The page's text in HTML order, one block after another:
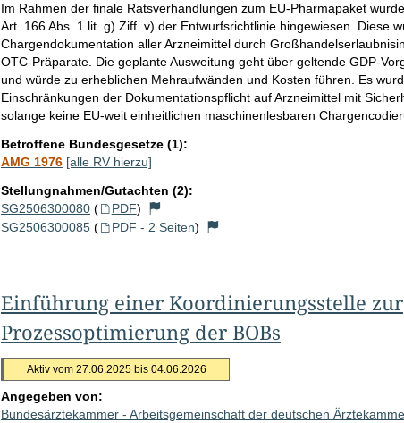
Im Rahmen der finale Ratsverhandlungen zum EU-Pharmapaket
Art. 166 Abs. 1 lit. g) Ziff. v) der Entwurfsrichtlinie hingewiesen. Diese
Chargendokumentation aller Arzneimittel durch
OTC-Präparate. Die geplante Ausweitung geht über geltende GDP-
und würde zu erheblichen Mehraufwänden und Kosten führen. Es
Einschränkungen der Dokumentationspflicht auf Arzneimittel mit
solange keine EU-weit einheitlichen maschinenlesbaren
Betroffene Bundesgesetze (1):
AMG 1976 [alle RV hierzu]
Stellungnahmen/Gutachten (2):
SG2506300080( PDF)
SG2506300085( PDF - 2 Seiten)
Einführung einer Koordinierungsstelle zur
Prozessoptimierung der BOBs
Aktiv vom 27.06.2025 bis 04.06.2026
Angegeben von:
Bundesärztekammer - Arbeitsgemeinschaft der deutschen